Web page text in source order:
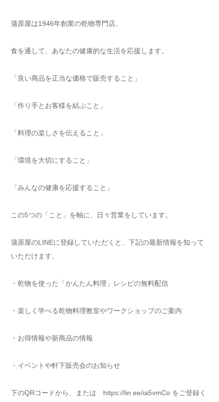
蒲原屋は1946年創業の乾物専門店。
食を通して、あなたの健康的な生活を応援します。
「良い商品を正当な価格で販売すること」
「作り手とお客様を結ぶこと」
「料理の楽しさを伝えること」
「環境を大切にすること」
「みんなの健康を応援すること」
この5つの「こと」を軸に、日々営業をしています。
蒲原屋のLINEに登録していただくと、下記の最新情報を知って
いただけます。
・乾物を使った「かんたん料理」レシピの無料配信
・楽しく学べる乾物料理教室やワークショップのご案内
・お得情報や新商品の情報
・イベントや軒下販売会のお知らせ
下のQRコードから、または https://lin.ee/ia5vmCo をご登録く